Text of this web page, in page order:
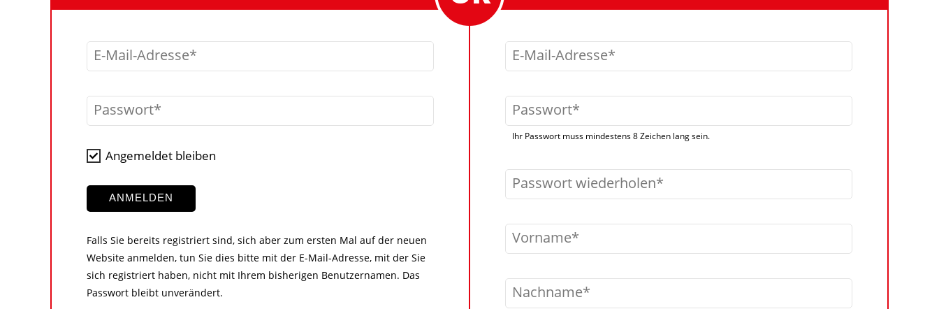
E-Mail-Adresse
Passwort
Angemeldet bleiben
ANMELDEN
Falls Sie bereits registriert sind, sich aber zum ersten Mal auf der neuen
Website anmelden, tun Sie dies bitte mit der E-Mail-Adresse, mit der Sie
sich registriert haben, nicht mit Ihrem bisherigen Benutzernamen. Das
Passwort bleibt unverändert.
E-Mail-Adresse
Passwort
Ihr Passwort muss mindestens 8 Zeichen lang sein.
Passwort wiederholen
Vorname
Nachname